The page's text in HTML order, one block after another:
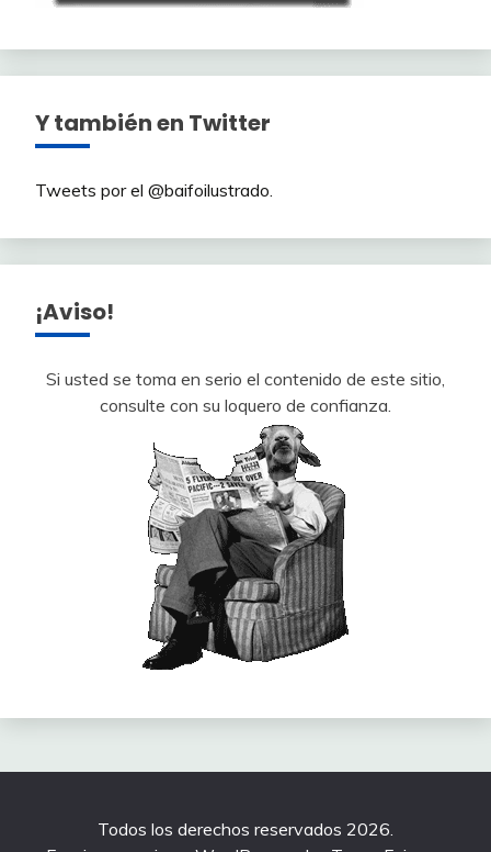
Y también en Twitter
Tweets por el @baifoilustrado.
¡Aviso!
Si usted se toma en serio el contenido de este sitio,
consulte con su loquero de confianza.
Todos los derechos reservados 2026.